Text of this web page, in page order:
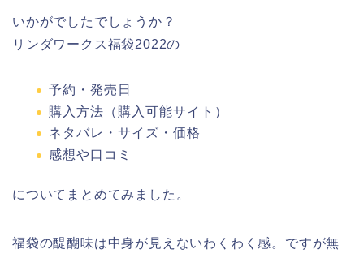
いかがでしたでしょうか？
リンダワークス福袋2022の
予約・発売日
購入方法（購入可能サイト）
ネタバレ・サイズ・価格
感想や口コミ
についてまとめてみました。
福袋の醍醐味は中身が見えないわくわく感。ですが無